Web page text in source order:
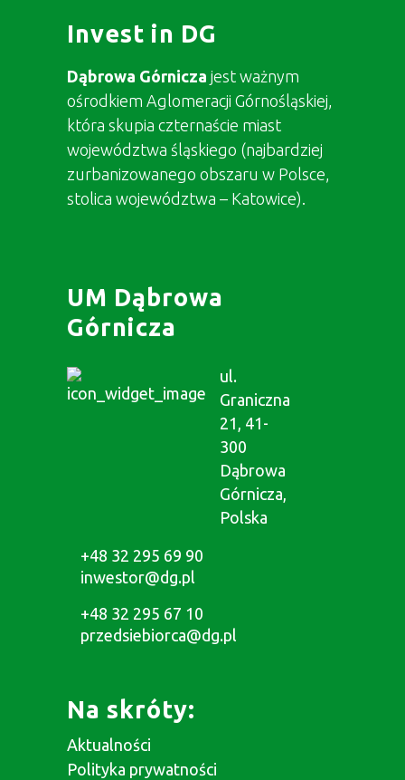
Invest in DG
Dąbrowa Górnicza jest ważnym
ośrodkiem Aglomeracji Górnośląskiej,
która skupia czternaście miast
województwa śląskiego (najbardziej
zurbanizowanego obszaru w Polsce,
stolica województwa – Katowice).
UM Dąbrowa
Górnicza
ul.
Graniczna
21, 41-
300
Dąbrowa
Górnicza,
Polska
+48 32 295 69 90
inwestor@dg.pl
+48 32 295 67 10
przedsiebiorca@dg.pl
Na skróty:
Aktualności
Polityka prywatności